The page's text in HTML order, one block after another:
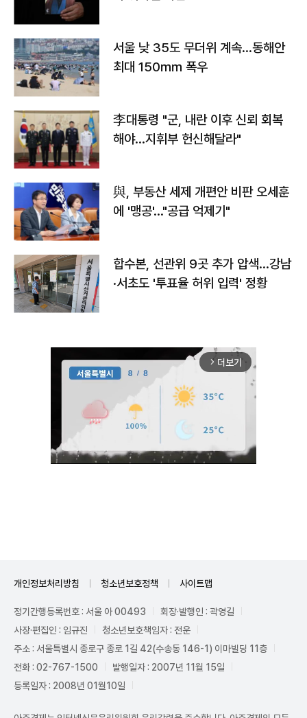
서울 낮 35도 무더위 계속…동해안
최대 150㎜ 폭우
李대통령 "군, 내란 이후 신뢰 회복
해야…지휘부 헌신해달라"
與, 부동산 세제 개편안 비판 오세훈
에 '맹공'…"공급 억제기"
합수본, 선관위 9곳 추가 압색…강남
·서초도 '투표율 허위 입력' 정황
arrow_forward_ios 더보기
개인정보처리방침 청소년보호정책 사이트맵
정기간행등록번호 : 서울 아 00493
회장·발행인 : 곽영길
사장·편집인 : 임규진
청소년보호책임자 : 전운
주소 : 서울특별시 종로구 종로 1길 42(수송동 146-1) 이마빌딩 11층
전화 : 02-767-1500
발행일자 : 2007년 11월 15일
등록일자 : 2008년 01월10일